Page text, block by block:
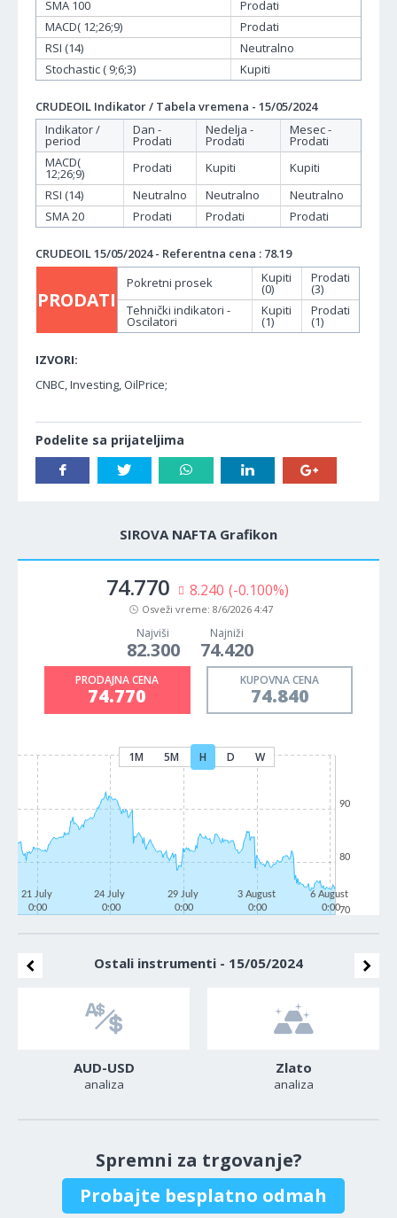
SMA 100
Prodati
MACD( 12;26;9)
Prodati
RSI (14)
Neutralno
Stochastic ( 9;6;3)
Kupiti
CRUDEOIL Indikator / Tabela vremena - 15/05/2024
Indikator /
period
Dan -
Prodati
Nedelja -
Prodati
Mesec -
Prodati
MACD(
12;26;9) Prodati Kupiti
Kupiti
RSI (14)
Neutralno Neutralno
Neutralno
SMA 20
Prodati Prodati Prodati
CRUDEOIL 15/05/2024 - Referentna cena : 78.19
PRODATI
Pokretni prosek Kupiti
(0)
Prodati
(3)
Tehnički indikatori -
Oscilatori
Kupiti
(1)
Prodati
(1)
IZVORI:
CNBC, Investing, OilPrice;
Podelite sa prijateljima
SIROVA NAFTA Grafikon
74.775 7.741 (-0.094%)
Osveži vreme: 8/6/2026 4:47
Najviši
82.300
Najniži
74.420
PRODAJNA CENA
74.775
KUPOVNA CENA
74.845
1M 5M H D W
21 July
0:00
24 July
0:00
29 July
0:00
3 August
0:00
6 August
0:0070
80
90
Ostali instrumenti - 15/05/2024
AUD-USD
analiza
Zlato
analiza
Spremni za trgovanje?
Probajte besplatno odmah